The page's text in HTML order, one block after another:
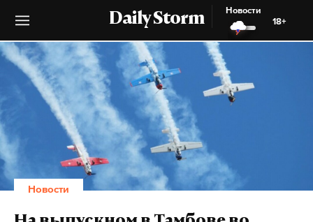
Daily Storm
Новости
18+
Новости